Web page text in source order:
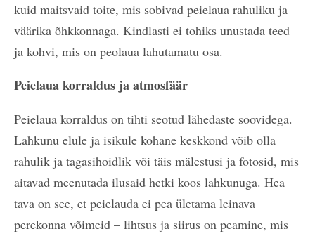
kuid maitsvaid toite, mis sobivad peielaua rahuliku ja
väärika õhkkonnaga. Kindlasti ei tohiks unustada teed
ja kohvi, mis on peolaua lahutamatu osa.
Peielaua korraldus ja atmosfäär
Peielaua korraldus on tihti seotud lähedaste soovidega.
Lahkunu elule ja isikule kohane keskkond võib olla
rahulik ja tagasihoidlik või täis mälestusi ja fotosid, mis
aitavad meenutada ilusaid hetki koos lahkunuga. Hea
tava on see, et peielauda ei pea ületama leinava
perekonna võimeid – lihtsus ja siirus on peamine, mis